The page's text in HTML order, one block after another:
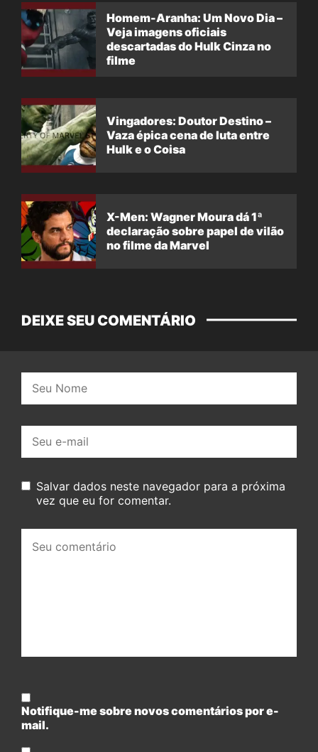
Homem-Aranha: Um Novo Dia –
Veja imagens oficiais
descartadas do Hulk Cinza no
filme
Vingadores: Doutor Destino –
Vaza épica cena de luta entre
Hulk e o Coisa
X-Men: Wagner Moura dá 1ª
declaração sobre papel de vilão
no filme da Marvel
DEIXE SEU COMENTÁRIO
mail:
Salvar dados neste navegador para a próxima
vez que eu for comentar.
comentário:
Notifique-me sobre novos comentários por e-
mail.